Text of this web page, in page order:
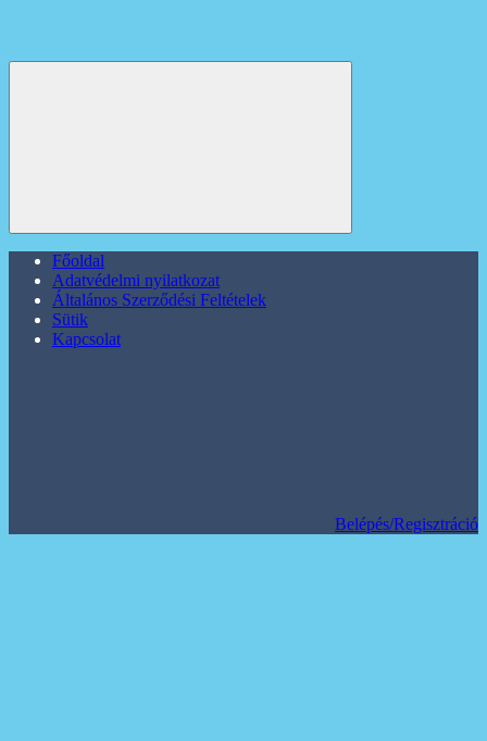
Főoldal
Adatvédelmi nyilatkozat
Általános Szerződési Feltételek
Sütik
Kapcsolat
Belépés/Regisztráció